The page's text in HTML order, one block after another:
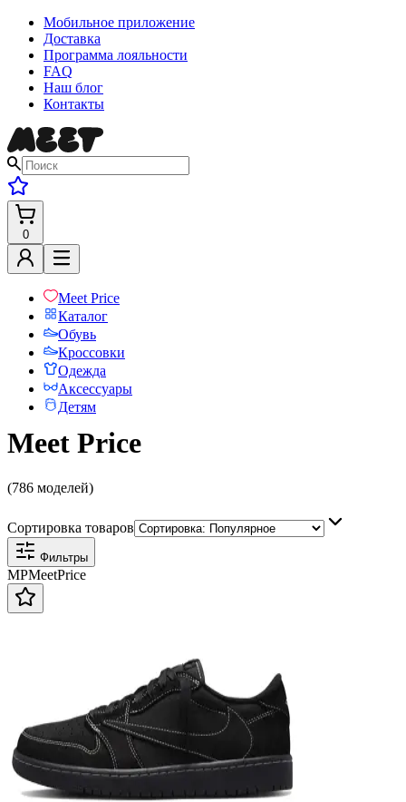
Мобильное приложение
Доставка
Программа лояльности
FAQ
Наш блог
Контакты
0
Meet Price
Каталог
Обувь
Кроссовки
Одежда
Аксессуары
Детям
Meet Price
(786 моделей)
Сортировка товаров
Фильтры
MPMeetPrice